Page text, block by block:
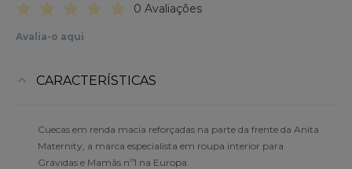
0 Avaliações
Avalia-o aqui
CARACTERÍSTICAS
Cuecas em renda macia reforçadas na parte da frente da Anita
Maternity, a marca especialista em roupa interior para
Grávidas e Mamãs nº1 na Europa.